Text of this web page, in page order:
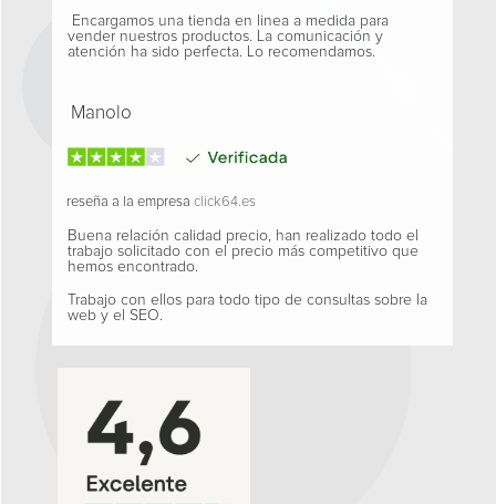
Encargamos una tienda en linea a medida para
vender nuestros productos. La comunicación y
atención ha sido perfecta. Lo recomendamos.
Manolo
reseña a la empresa click64.es
Buena relación calidad precio, han realizado todo el
trabajo solicitado con el precio más competitivo que
hemos encontrado.
Trabajo con ellos para todo tipo de consultas sobre la
web y el SEO.